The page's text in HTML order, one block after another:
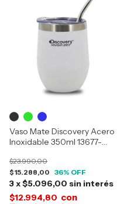
Vaso Mate Discovery Acero
Inoxidable 350ml 13677-
$15.288,00
$23.990,00
36% OFF
3x$5.096,00 sin interés
$12.994,80 con